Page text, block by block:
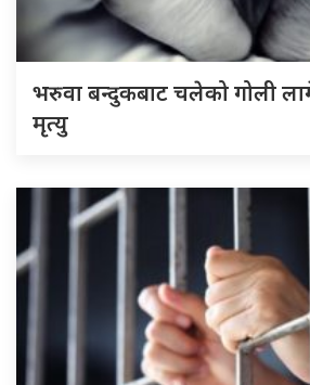
भरुवा बन्दुकबाट चलेको गोली
मृत्यु